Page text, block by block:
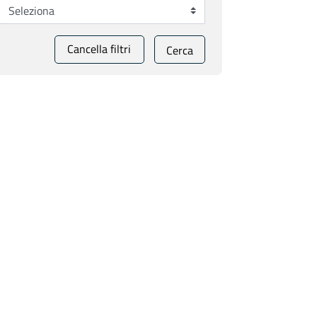
Cancella filtri Cerca